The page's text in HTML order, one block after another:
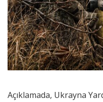
Açıklamada, Ukrayna